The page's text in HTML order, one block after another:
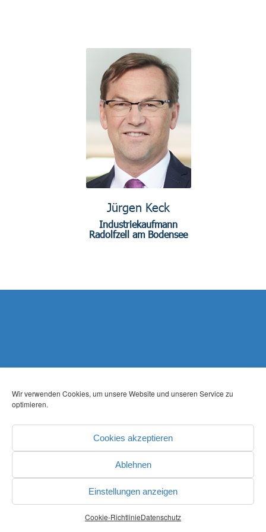
Wir verwenden Cookies, um unsere Website und unseren Service zu
optimieren.
Cookies akzeptieren
Ablehnen
Einstellungen anzeigen
Cookie-RichtlinieDatenschutz
Jürgen Keck
Industriekaufmann
Radolfzell am Bodensee